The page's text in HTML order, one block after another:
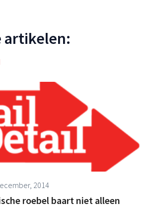
artikelen:
2014
roebel baart niet alleen